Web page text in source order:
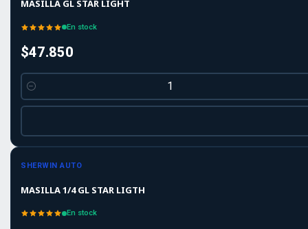
MASILLA GL STAR LIGHT
En stock
$47.850
Cantidad
SHERWIN AUTO
MASILLA 1/4 GL STAR LIGTH
En stock